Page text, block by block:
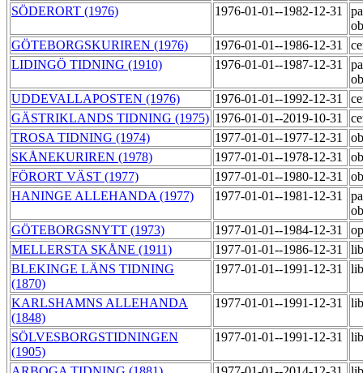
SÖDERORT (1976)
1976-01-01--1982-12-31
GÖTEBORGSKURIREN (1976)
1976-01-01--1986-12-31
LIDINGÖ TIDNING (1910)
1976-01-01--1987-12-31
UDDEVALLAPOSTEN (1976)
1976-01-01--1992-12-31
GÄSTRIKLANDS TIDNING (1975) 1976-01-01--2019-10-31
TROSA TIDNING (1974)
1977-01-01--1977-12-31
SKÅNEKURIREN (1978)
1977-01-01--1978-12-31
FÖRORT VÄST (1977)
1977-01-01--1980-12-31
HANINGE ALLEHANDA (1977)
1977-01-01--1981-12-31
GÖTEBORGSNYTT (1973)
1977-01-01--1984-12-31
MELLERSTA SKÅNE (1911)
1977-01-01--1986-12-31
BLEKINGE LÄNS TIDNING
(1870)
1977-01-01--1991-12-31
KARLSHAMNS ALLEHANDA
(1848)
1977-01-01--1991-12-31
SÖLVESBORGSTIDNINGEN
(1905)
1977-01-01--1991-12-31